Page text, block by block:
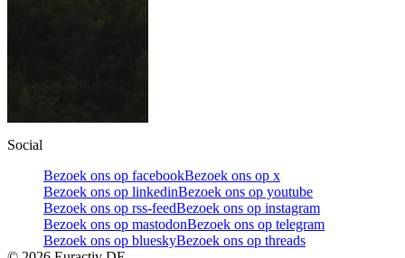
Social
Bezoek ons op facebookBezoek ons op x
Bezoek ons op linkedinBezoek ons op youtube
Bezoek ons op rss-feedBezoek ons op instagram
Bezoek ons op mastodonBezoek ons op telegram
Bezoek ons op blueskyBezoek ons op threads